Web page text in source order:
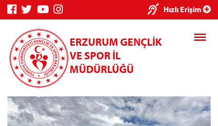
Hızlı Erişim
ERZURUM GENÇLİK
VE SPOR İL
MÜDÜRLÜĞÜ
×
Genç Bilgi
Sistemi
Spor Bilgi
Sistemi
Kredi/Yurt
İşlemleri